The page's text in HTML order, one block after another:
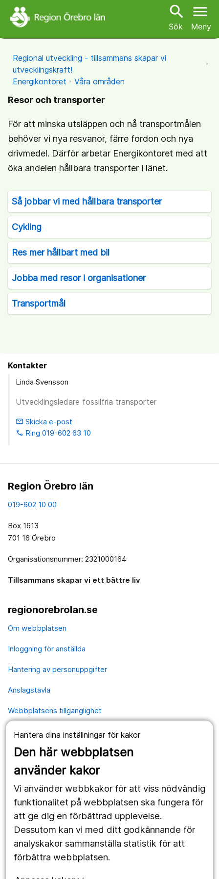
Hantera dina inställningar för kakor
Den här webbplatsen
använder kakor
Vi använder webbkakor för att viss nödvändig
funktionalitet på webbplatsen ska fungera för
att ge dig en förbättrad upplevelse.
Dessutom kan vi med ditt godkännande för
analyskakor sammanställa statistik för att
förbättra webbplatsen.
search
Sök
menu
Meny
Regional utveckling - tillsammans skapar vi
utvecklingskraft!
Energikontoret
Våra områden
Resor och transporter
För att minska utsläppen och nå transportmålen
behöver vi nya resvanor, färre fordon och nya
drivmedel. Därför arbetar Energikontoret med att
öka andelen hållbara transporter i länet.
Så jobbar vi med hållbara transporter
Cykling
Res mer hållbart med bil
Jobba med resor i organisationer
Transportmål
Kontakter
Linda Svensson
Utvecklingsledare fossilfria transporter
email Skicka e-post
phone Ring 019-602 63 10
Region Örebro län
019-602 10 00
Box 1613
701 16 Örebro
Organisationsnummer: 2321000164
Tillsammans skapar vi ett bättre liv
regionorebrolan.se
Om webbplatsen
Inloggning för anställda
Hantering av personuppgifter
Anslagstavla
Webbplatsens tillgänglighet
Våra webbplatser
1177.se
Vårdgivare
Följ oss
Facebook